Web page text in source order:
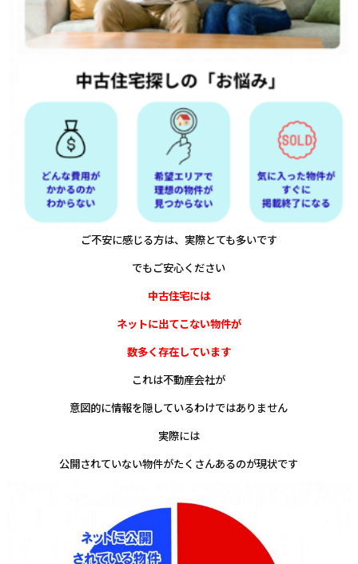
ご不安に感じる方は、実際とても多いです
でもご安心ください
中古住宅には
ネットに出てこない物件が
数多く存在しています
これは不動産会社が
意図的に情報を隠しているわけではありません
実際には
公開されていない物件がたくさんあるのが現状です